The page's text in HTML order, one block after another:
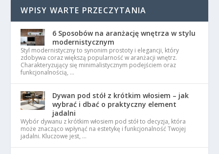
WPISY WARTE PRZECZYTANIA
6 Sposobów na aranżację wnętrza w stylu
modernistycznym
Styl modernistyczny to synonim prostoty i elegancji, który
zdobywa coraz większą popularność w aranżacji wnętrz.
Charakteryzujący się minimalistycznym podejściem oraz
funkcjonalnością, …
Dywan pod stół z krótkim włosiem – jak
wybrać i dbać o praktyczny element
jadalni
Wybór dywanu z krótkim włosiem pod stół to decyzja, która
może znacząco wpłynąć na estetykę i funkcjonalność Twojej
jadalni. Kluczowe jest, …